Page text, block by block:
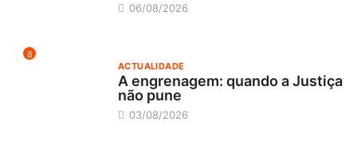
06/08/2026
8
ACTUALIDADE
A engrenagem: quando a Justiça
não pune
03/08/2026